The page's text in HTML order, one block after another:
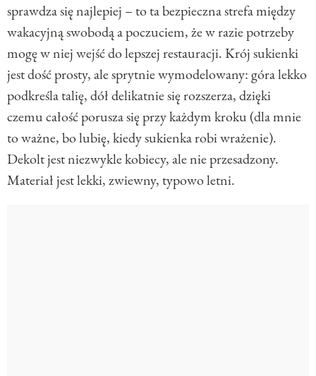
sprawdza się najlepiej – to ta bezpieczna strefa między
wakacyjną swobodą a poczuciem, że w razie potrzeby
mogę w niej wejść do lepszej restauracji. Krój sukienki
jest dość prosty, ale sprytnie wymodelowany: góra lekko
podkreśla talię, dół delikatnie się rozszerza, dzięki
czemu całość porusza się przy każdym kroku (dla mnie
to ważne, bo lubię, kiedy sukienka robi wrażenie).
Dekolt jest niezwykle kobiecy, ale nie przesadzony.
Materiał jest lekki, zwiewny, typowo letni.